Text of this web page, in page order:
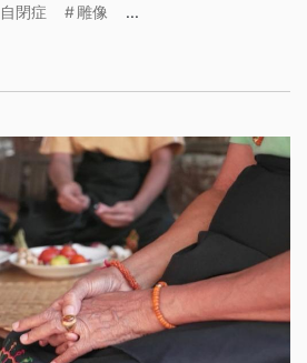
更多人重新理解，真正需要被看
自閉症 雕像 ...